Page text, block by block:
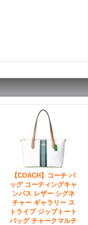
【COACH】コーチ バ
ッグ コーティングキャ
ンパス レザー シグネ
チャー ギャラリー ス
トライプ ジップトート
バッグ チャークマルチ